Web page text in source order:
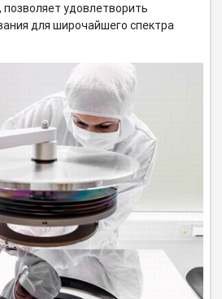
позволяет удовлетворить
для широчайшего спектра